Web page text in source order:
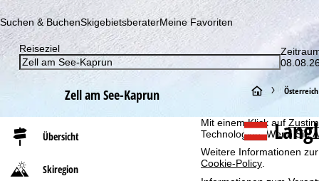
Cookie-Hinweis
Für ein optimales
auch mit unseren
Browserinformationen
individualisierten
auch die
Mit einem Klick auf
Technologien. Wenn Sie
Weitere Informationen
Cookie-Policy
Suchen & BuchenSkigebietsberaterMeine Favoriten
Reiseziel
Zell am See-Kaprun
Übersicht
Skiregion
S
t
a
Österreich